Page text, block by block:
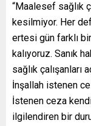
“Maalesef sağlık
kesilmiyor. Her
ertesi gün farklı
kalıyoruz. Sanık
sağlık çalışanları
İnşallah istenen
İstenen ceza
ilgilendiren bir